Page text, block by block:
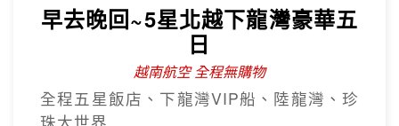
早去晚回~5星北越下龍灣豪華五
日
越南航空 全程無購物
全程五星飯店、下龍灣VIP船、陸龍灣、珍
珠大世界